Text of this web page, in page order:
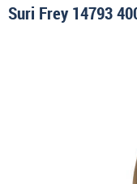
Suri Frey 14793